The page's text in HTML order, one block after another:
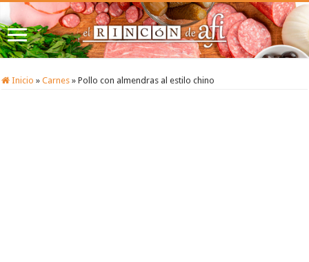
Inicio » Carnes » Pollo con almendras al estilo chino